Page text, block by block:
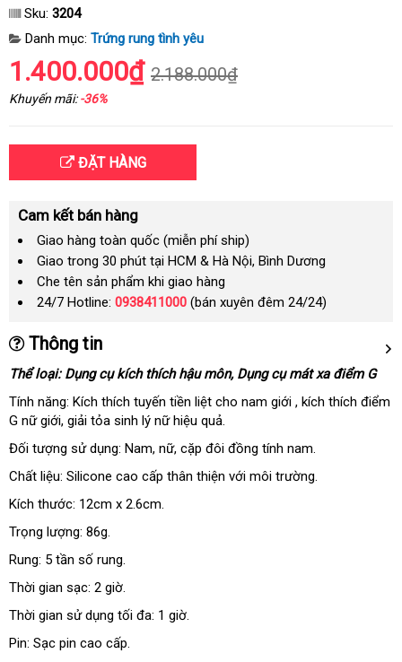
Sku: 3204
Danh mục: Trứng rung tình yêu
1.400.000₫ 2.188.000₫
Khuyến mãi:-36%
ĐẶT HÀNG
Cam kết bán hàng
Giao hàng toàn quốc (miễn phí ship)
Giao trong 30 phút tại HCM & Hà Nội, Bình Dương
Che tên sản phẩm khi giao hàng
24/7 Hotline: 0938411000 (bán xuyên đêm 24/24)
Thông tin
Thể loại: Dụng cụ kích thích hậu mônfacebook
, Dụng cụ mát xa điểm G
Tính năng: Kích thích tuyến tiền liệt cho nam giới Pháp
, kích thích điểm
G nữ giớinội
, giải tỏa sinh lý nữ hiệu quả.
Đối tượng sử dụng: Namnội
địa
, nữnhập
hàng
, cặp đôi đồng tính nam.
Chất liệu: Silicone cao cấp thân thiện nổi
với môi trường.
Kích thước: 12cm x 2.6cm.
Trọng lượng: 86g.
Rung: 5 tần số rung.
Thời gian sạc: 2 giờ.
Thời gian sử dụng tối đa: 1 giờ.
Pin: Sạc pin cao cấp.